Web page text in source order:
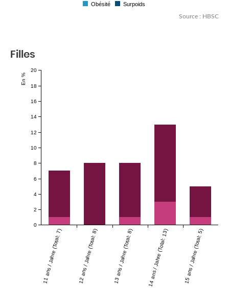
Obésité
Surpoids
Source : HBSC
Filles
11 ans / Jahre (Total: 7) 12 ans / Jahre (Total: 8) 13 ans / Jahre (Total: 8) 14 ans / Jahre (Total: 13) 15 ans / Jahre (Total: 5)
En %
0
2
4
6
8
10
12
14
16
18
20